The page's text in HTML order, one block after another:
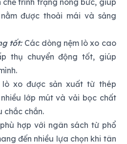
trình trạng nóng bức, giúp
được thoải mái và sảng
tốt: Các dòng nệm lò xo cao
thụ chuyển động tốt, giúp
xo được sản xuất từ thép
lớp mút và vải bọc chất
chắc chắn.
hợp với ngân sách từ phổ
đến nhiều lựa chọn khi tân